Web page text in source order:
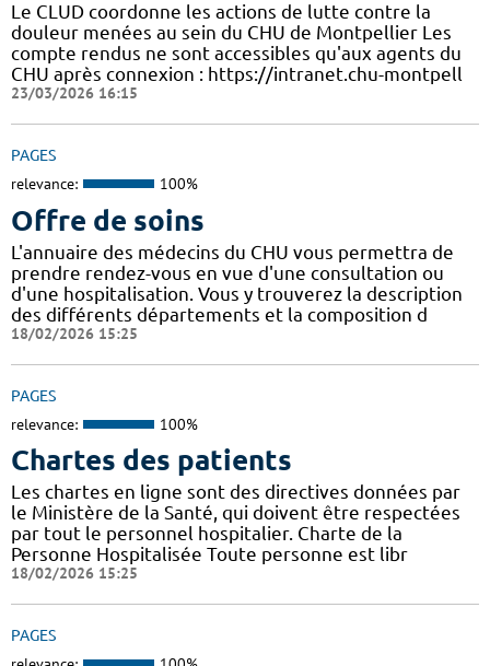
Le CLUD coordonne les actions de lutte contre la
douleur menées au sein du CHU de Montpellier Les
compte rendus ne sont accessibles qu'aux agents du
CHU après connexion : https://intranet.chu-montpell
23/03/2026 16:15
PAGES
relevance: 100%
Offre de soins
L'annuaire des médecins du CHU vous permettra de
prendre rendez-vous en vue d'une consultation ou
d'une hospitalisation. Vous y trouverez la description
des différents départements et la composition d
18/02/2026 15:25
PAGES
relevance: 100%
Chartes des patients
Les chartes en ligne sont des directives données par
le Ministère de la Santé, qui doivent être respectées
par tout le personnel hospitalier. Charte de la
Personne Hospitalisée Toute personne est libr
18/02/2026 15:25
PAGES